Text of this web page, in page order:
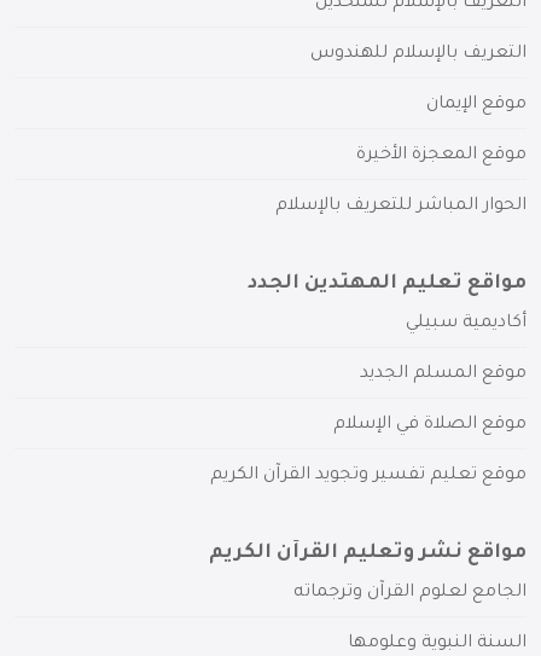
التعريف بالإسلام للهندوس
موقع الإيمان
موقع المعجزة الأخيرة
الحوار المباشر للتعريف بالإسلام
مواقع تعليم المهتدين الجدد
أكاديمية سبيلي
موقع المسلم الجديد
موقع الصلاة في الإسلام
موقع تعليم تفسير وتجويد القرآن الكريم
مواقع نشر وتعليم القرآن الكريم
الجامع لعلوم القرآن وترجماته
السنة النبوية وعلومها